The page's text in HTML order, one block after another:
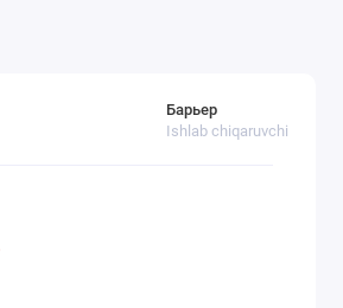
Барьер
Ishlab chiqaruvchi